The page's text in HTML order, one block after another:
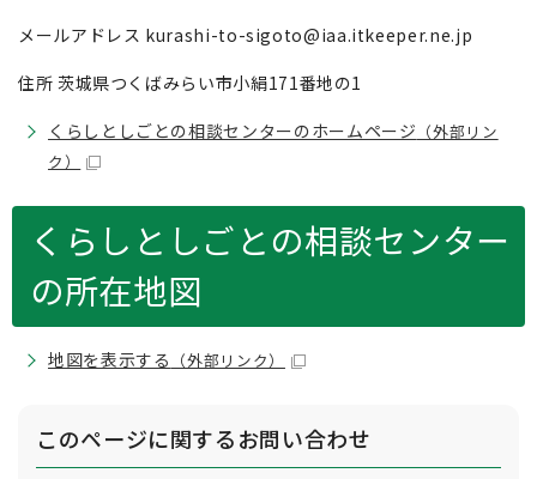
メールアドレス kurashi-to-sigoto@iaa.itkeeper.ne.jp
住所 茨城県つくばみらい市小絹171番地の1
くらしとしごとの相談センターのホームページ （外部リン
ク）
くらしとしごとの相談センター
の所在地図
地図を表示する （外部リンク）
このページに関するお問い合わせ